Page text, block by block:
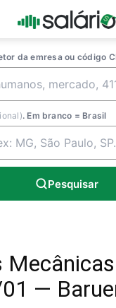
da emresa ou código
. Em branco = Brasil
Pesquisar
—